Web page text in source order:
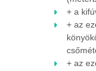
+ a
+ az
+ az